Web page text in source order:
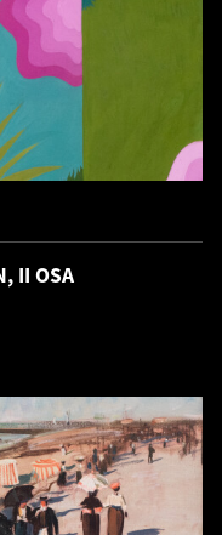
II OSA